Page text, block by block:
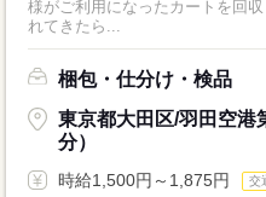
様がご利用になったカートを回収 ↓ 〇元
れてきたら...
梱包・仕分け・検品
東京都大田区/羽田空港
分）
時給1,500円～1,875円 交